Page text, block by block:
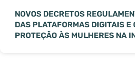
NOVOS DECRETOS
DAS PLATAFORMAS DIGITAIS E
PROTEÇÃO ÀS MULHERES NA